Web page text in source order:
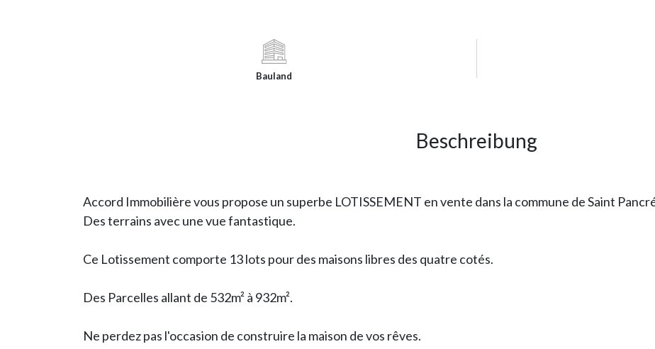
Bauland
Beschreibung
Accord Immobilière vous propose un superbe LOTISSEMENT en vente dans la commune de Saint
Des terrains avec une vue fantastique.
Ce Lotissement comporte 13 lots pour des maisons libres des quatre cotés.
Des Parcelles allant de 532m² à 932m².
Ne perdez pas l'occasion de construire la maison de vos rêves.